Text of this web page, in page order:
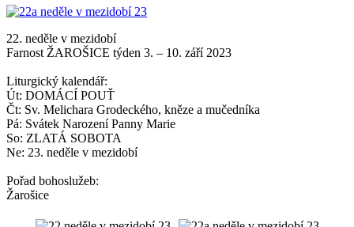
22. neděle v mezidobí
Farnost ŽAROŠICE týden 3. – 10. září 2023
Liturgický kalendář:
Út: DOMÁCÍ POUŤ
Čt: Sv. Melichara Grodeckého, kněze a mučedníka
Pá: Svátek Narození Panny Marie
So: ZLATÁ SOBOTA
Ne: 23. neděle v mezidobí
Pořad bohoslužeb:
Žarošice